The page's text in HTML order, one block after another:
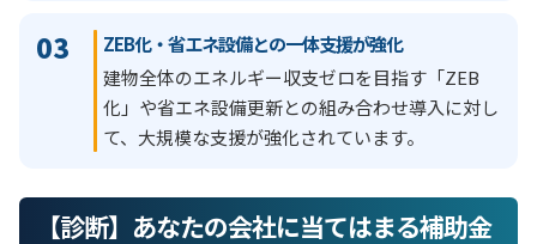
03 ZEB化・省エネ設備との一体支援が強化
建物全体のエネルギー収支ゼロを目指す「ZEB
化」や省エネ設備更新との組み合わせ導入に対し
て、大規模な支援が強化されています。
【診断】あなたの会社に当てはまる補助金